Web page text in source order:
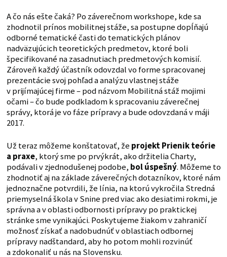
A čo nás ešte čaká? Po záverečnom workshope, kde sa
zhodnotil prínos mobilitnej stáže, sa postupne dopĺňajú
odborné tematické časti do tematických plánov
nadväzujúcich teoretických predmetov, ktoré boli
špecifikované na zasadnutiach predmetových komisií.
Zároveň každý účastník odovzdal vo forme spracovanej
prezentácie svoj pohľad a analýzu vlastnej stáže
v prijímajúcej firme – pod názvom Mobilitná stáž mojimi
očami – čo bude podkladom k spracovaniu záverečnej
správy, ktorá je vo fáze prípravy a bude odovzdaná v máji
2017.
Už teraz môžeme konštatovať, že projekt Prienik teórie
a praxe, ktorý sme po prvýkrát, ako držitelia Charty,
podávali v zjednodušenej podobe, bol úspešný. Môžeme to
zhodnotiť aj na základe záverečných dotazníkov, ktoré nám
jednoznačne potvrdili, že línia, na ktorú vykročila Stredná
priemyselná škola v Snine pred viac ako desiatimi rokmi, je
správna a v oblasti odbornosti prípravy po praktickej
stránke sme vynikajúci. Poskytujeme žiakom v zahraničí
možnosť získať a nadobudnúť v oblastiach odbornej
prípravy nadštandard, aby ho potom mohli rozvinúť
a zdokonaliť u nás na Slovensku.